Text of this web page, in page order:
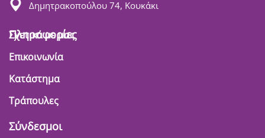
Δημητρακοπούλου 74, Κουκάκι
Πληροφορίες
Σχετικά με μας
Επικοινωνία
Κατάστημα
Τράπουλες
Σύνδεσμοι